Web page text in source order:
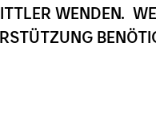
WENDEN.